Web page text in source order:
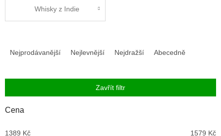
Whisky z Indie
í
p
Nejprodávanější Nejlevnější Nejdražší Abecedně
Zavřít filtr
Cena
1389 Kč 1579 Kč